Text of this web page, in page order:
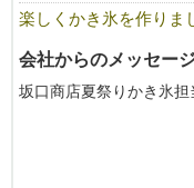
楽しくかき氷を作りま
会社からのメッセー
坂口商店夏祭りかき氷担